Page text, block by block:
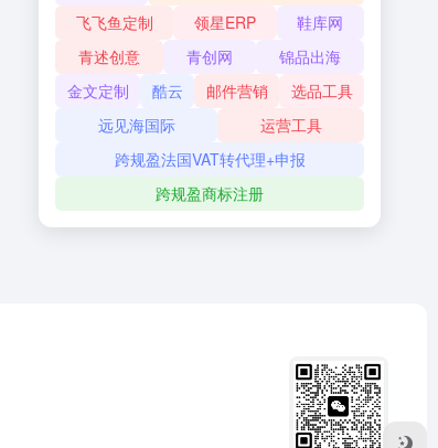
飞飞鱼定制
领星ERP
鞋库网
青述创意
青创网
锦品出海
金文定制
酷云 邮件营销
选品工具
远见海国际
运营工具
跨规盈法国VAT转代理+申报
跨规盈商标注册